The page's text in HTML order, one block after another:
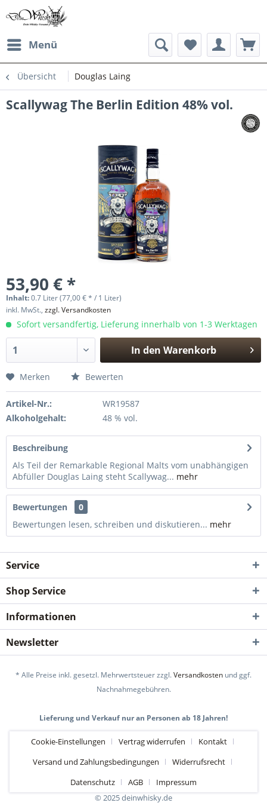
Menü
Übersicht Douglas Laing
Scallywag The Berlin Edition 48% vol.
53,90 € *
Inhalt:0.7 Liter (77,00 € * / 1 Liter)
inkl. MwSt., zzgl. Versandkosten
Sofort versandfertig, Lieferung innerhalb von 1-3 Werktagen
In den Warenkorb
Merken Bewerten
Artikel-Nr.:
WR19587
Alkoholgehalt:
48 % vol.
Beschreibung
Als Teil der Remarkable Regional Malts vom unabhängigen
Abfüller Douglas Laing steht Scallywag... mehr
Bewertungen
0
Bewertungen lesen, schreiben und diskutieren... mehr
Service
Shop Service
Informationen
Newsletter
* Alle Preise inkl. gesetzl. Mehrwertsteuer zzgl.Versandkosten und ggf.
Nachnahmegebühren.
Lieferung und Verkauf nur an Personen ab 18 Jahren!
Cookie-Einstellungen Vertrag widerrufen
Kontakt
Versand und Zahlungsbedingungen
Widerrufsrecht
Datenschutz
AGB
Impressum
© 2025 deinwhisky.de